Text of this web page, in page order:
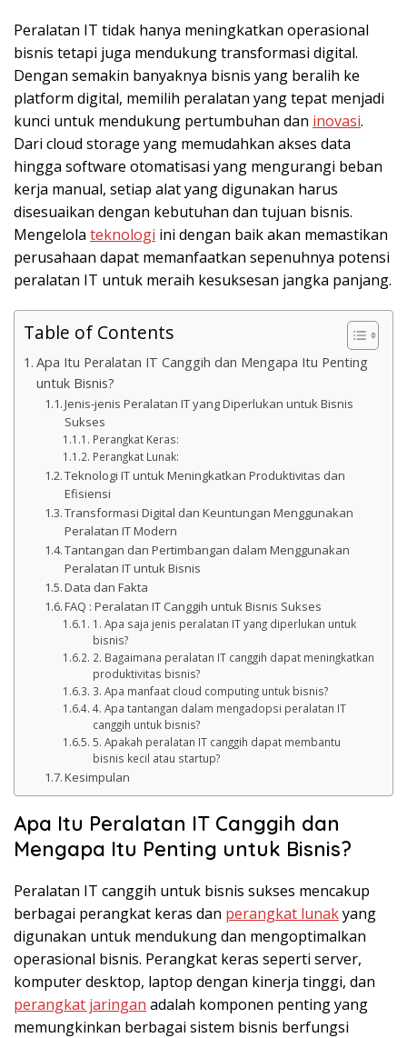
Peralatan IT tidak hanya meningkatkan operasional
bisnis tetapi juga mendukung transformasi digital.
Dengan semakin banyaknya bisnis yang beralih ke
platform digital, memilih peralatan yang tepat menjadi
kunci untuk mendukung pertumbuhan dan inovasi.
Dari cloud storage yang memudahkan akses data
hingga software otomatisasi yang mengurangi beban
kerja manual, setiap alat yang digunakan harus
disesuaikan dengan kebutuhan dan tujuan bisnis.
Mengelola teknologi ini dengan baik akan memastikan
perusahaan dapat memanfaatkan sepenuhnya potensi
peralatan IT untuk meraih kesuksesan jangka panjang.
Table of Contents
Apa Itu Peralatan IT Canggih dan Mengapa Itu Penting
untuk Bisnis?
Jenis-jenis Peralatan IT yang Diperlukan untuk Bisnis
Sukses
Perangkat Keras:
Perangkat Lunak:
Teknologi IT untuk Meningkatkan Produktivitas dan
Efisiensi
Transformasi Digital dan Keuntungan Menggunakan
Peralatan IT Modern
Tantangan dan Pertimbangan dalam Menggunakan
Peralatan IT untuk Bisnis
Data dan Fakta
FAQ : Peralatan IT Canggih untuk Bisnis Sukses
1. Apa saja jenis peralatan IT yang diperlukan untuk
bisnis?
2. Bagaimana peralatan IT canggih dapat meningkatkan
produktivitas bisnis?
3. Apa manfaat cloud computing untuk bisnis?
4. Apa tantangan dalam mengadopsi peralatan IT
canggih untuk bisnis?
5. Apakah peralatan IT canggih dapat membantu
bisnis kecil atau startup?
Kesimpulan
Apa Itu Peralatan IT Canggih dan
Mengapa Itu Penting untuk Bisnis?
Peralatan IT canggih untuk bisnis sukses mencakup
berbagai perangkat keras dan perangkat lunakyang
digunakan untuk mendukung dan mengoptimalkan
operasional bisnis. Perangkat keras seperti server,
komputer desktop, laptop dengan kinerja tinggi, dan
perangkat jaringan adalah komponen penting yang
memungkinkan berbagai sistem bisnis berfungsi